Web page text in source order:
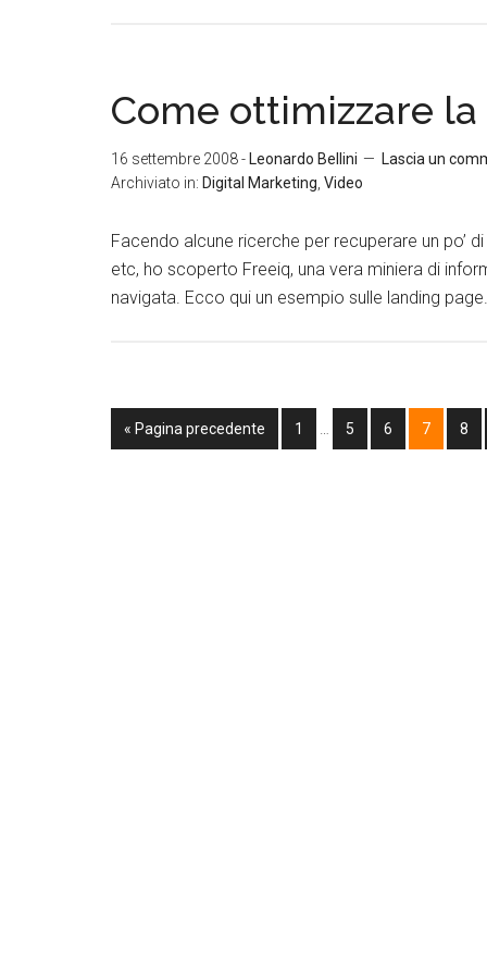
Come ottimizzare
16 settembre 2008- Leonardo Bellini
Lascia un
Archiviato in: Digital Marketing Video
Facendo alcune ricerche per recuperare un po’
etc, ho scoperto Freeiq, una vera miniera di
navigata. Ecco qui un esempio sulle landing
« Pagina precedente 1 5 6 7 8